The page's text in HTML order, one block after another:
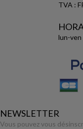
TVA :
lun-ven
NEWSLETTER
Vous pouvez vous